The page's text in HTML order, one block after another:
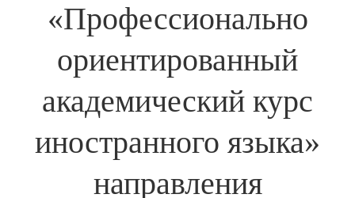
«Профессионально
ориентированный
академический курс
иностранного языка»
направления